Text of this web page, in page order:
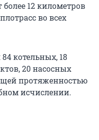
12 километров
во всех
котельных, 18
20 насосных
протяженностью
исчислении.